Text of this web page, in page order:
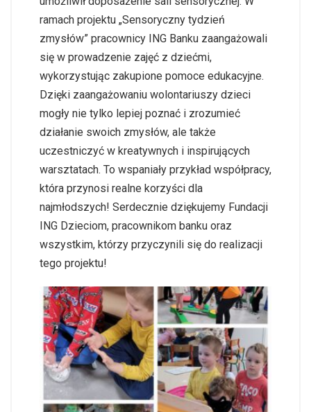
ramach projektu „Sensoryczny tydzień
zmysłów” pracownicy ING Banku zaangażowali
się w prowadzenie zajęć z dziećmi,
wykorzystując zakupione pomoce edukacyjne.
Dzięki zaangażowaniu wolontariuszy dzieci
mogły nie tylko lepiej poznać i zrozumieć
działanie swoich zmysłów, ale także
uczestniczyć w kreatywnych i inspirujących
warsztatach. To wspaniały przykład współpracy,
która przynosi realne korzyści dla
najmłodszych! Serdecznie dziękujemy Fundacji
ING Dzieciom, pracownikom banku oraz
wszystkim, którzy przyczynili się do realizacji
tego projektu!